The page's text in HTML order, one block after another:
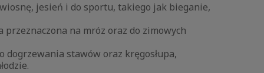
wiosnę, jesień i do sportu, takiego jak bieganie,
przeznaczona na mróz oraz do zimowych
dogrzewania stawów oraz kręgosłupa,